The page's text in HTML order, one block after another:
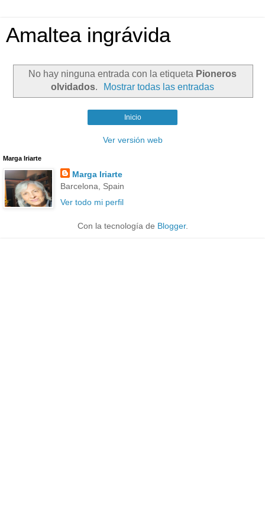
Amaltea ingrávida
No hay ninguna entrada con la etiqueta Pioneros
olvidados. Mostrar todas las entradas
Inicio
Ver versión web
Marga Iriarte
Marga Iriarte
Barcelona, Spain
Ver todo mi perfil
Con la tecnología de Blogger.